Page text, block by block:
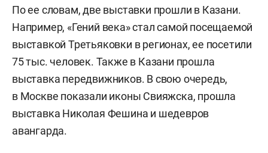
По ее словам, две выставки прошли в Казани.
Например, «Гений века» стал самой посещаемой
выставкой Третьяковки в регионах, ее посетили
75 тыс. человек. Также в Казани прошла
выставка передвижников. В свою очередь,
в Москве показали иконы Свияжска, прошла
выставка Николая Фешина и шедевров
авангарда.